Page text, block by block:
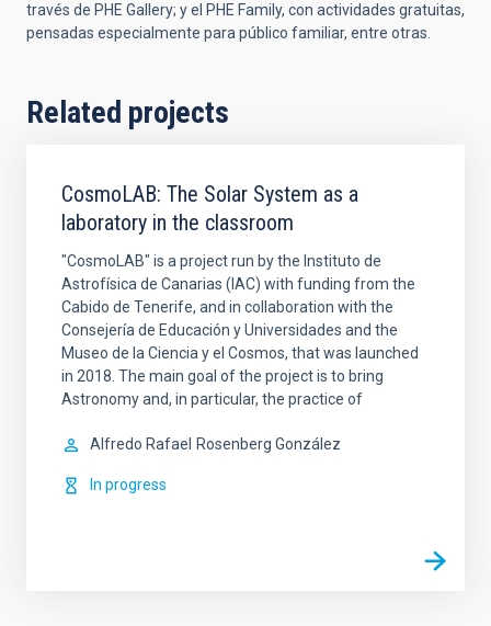
través de PHE Gallery; y el PHE Family, con actividades gratuitas,
pensadas especialmente para público familiar, entre otras.
Related projects
CosmoLAB: The Solar System as a
laboratory in the classroom
"CosmoLAB" is a project run by the Instituto de
Astrofísica de Canarias (IAC) with funding from the
Cabido de Tenerife, and in collaboration with the
Consejería de Educación y Universidades and the
Museo de la Ciencia y el Cosmos, that was launched
in 2018. The main goal of the project is to bring
Astronomy and, in particular, the practice of
Alfredo Rafael Rosenberg González
In progress